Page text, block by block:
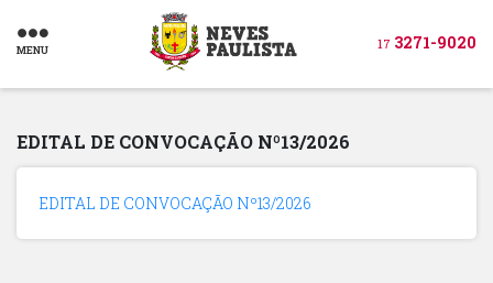
MENU 17 3271-9020
EDITAL DE CONVOCAÇÃO Nº13/2026
EDITAL DE CONVOCAÇÃO Nº13/2026